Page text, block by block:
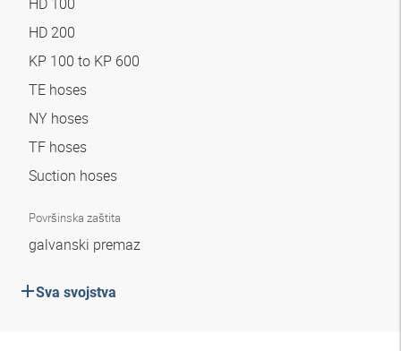
HD 200
KP 100 to KP 600
TE hoses
NY hoses
TF hoses
Suction hoses
Površinska zaštita
galvanski premaz
Sva svojstva